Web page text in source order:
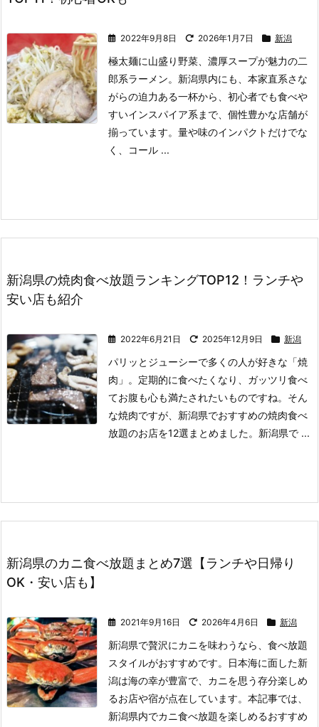
2022年9月8日 2026年1月7日 新潟
極太麺に山盛り野菜、濃厚スープが魅力の二
郎系ラーメン。 新潟県内にも、本家直系さな
がらの迫力ある一杯から、初心者でも食べや
すいインスパイア系まで、個性豊かな店舗が
揃っています。 量や味のインパクトだけでな
く、コール ...
新潟県の焼肉食べ放題ランキングTOP12！ランチや
安い店も紹介
2022年6月21日 2025年12月9日 新潟
パリッとジューシーで多くの人が好きな「焼
肉」。 定期的に食べたくなり、ガッツリ食べ
てお腹も心も満たされたいものですね。 そん
な焼肉ですが、新潟県でおすすめの焼肉食べ
放題のお店を12選まとめました。 新潟県で ...
新潟県のカニ食べ放題まとめ7選【ランチや日帰り
OK・安い店も】
2021年9月16日 2026年4月6日 新潟
新潟県で贅沢にカニを味わうなら、食べ放題
スタイルがおすすめです。
日本海に面した新
潟は海の幸が豊富で、カニを思う存分楽しめ
るお店や宿が点在しています。 本記事では、
新潟県内でカニ食べ放題を楽しめるおすすめ